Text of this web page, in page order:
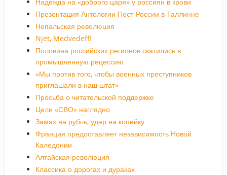
Презентация Антологии Пост-России в Таллинне
Непальская революция
Njet, Medvedeff!
Половина российских регионов скатились в
промышленную рецессию
«Мы против того, чтобы военных преступников
приглашали в наш штат»
Просьба о читательской поддержке
Цели «СВО» наглядно
Замах на рубль, удар на копейку
Франция предоставляет независимость Новой
Каледонии
Алтайская революция
Классика о дорогах и дураках